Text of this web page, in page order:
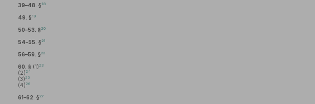
39–48. § 18
49. § 19
50–53. §20
54–55. §21
56–59. §22
60. § (1) 23
(2) 24
(3) 25
(4) 26
61–62. §27